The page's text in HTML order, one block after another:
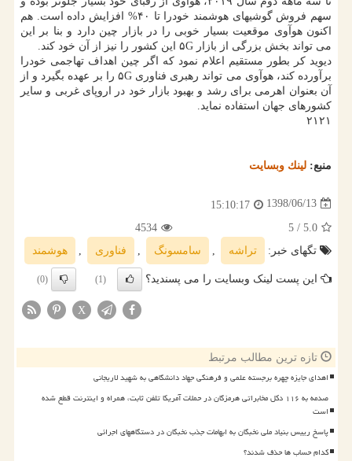
سهم فروش گوشیهای هوشمند خودرا تا ۴۰% افزایش داده است. هم
اكنون هوآوی موقعیت بسیار خوبی را در بازار چین دارد و بنا بر این
می تواند بخش بزرگی از بازار ۵G این كشور را نیز از آن خود كند.
دیوید كر بطور مستقیم اعلام نمود كه اگر چین اهداف تهاجمی خودرا
برآورده كند، هوآوی می تواند رهبری فناوری ۵G را بر عهده بگیرد و از
آن بعنوان اهرمی برای رشد و بهبود بازار خود در اروپای غربی و سایر
كشورهای جهان استفاده نماید.
۲۱۲۱
منبع: لینك وبسایت
1398/06/13
15:10:17
5.0
/ 5
4534
تگهای خبر:
تراشه سامسونگ فناوری هوشمند
این پست لینک وبسایت را می پسندید؟ (1)
(0)
X
تازه ترین مطالب مرتبط
اهدای جایزه چهره برجسته علمی و فرهنگی جهاد دانشگاهی به شهید لاریجانی
صدمه به ۱۱۶ دکل مخابراتی هرمزگان در حملات آمریکا تلفن ثابت، همراه و اینترنت قطع شده
است
پاسخ رییس بنیاد ملی نخبگان به ابهامات جذب نخبگان در دستگاههای اجرائی
کدام حساب ها حذف شدند؟